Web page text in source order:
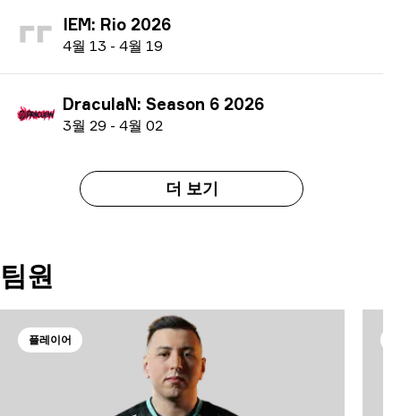
IEM: Rio 2026
4월 13 - 4월 19
DraculaN: Season 6 2026
3월 29 - 4월 02
더 보기
팀원
플레이어